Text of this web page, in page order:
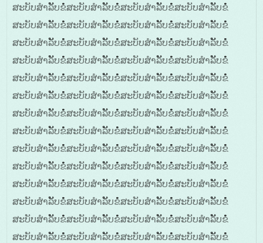
ສະບັບສໍາລັັບຂໍໍໍສະບັບສໍາລັັບຂໍໍໍສະບັບສໍາລັັບຂໍໍໍສະບັບສໍາລັັບຂໍໍໍ
ສະບັບສໍາລັັບຂໍໍໍສະບັບສໍາລັັບຂໍໍໍສະບັບສໍາລັັບຂໍໍໍສະບັບສໍາລັັບຂໍໍໍ
ສະບັບສໍາລັັບຂໍໍໍສະບັບສໍາລັັບຂໍໍໍສະບັບສໍາລັັບຂໍໍໍສະບັບສໍາລັັບຂໍໍໍ
ສະບັບສໍາລັັບຂໍໍໍສະບັບສໍາລັັບຂໍໍໍສະບັບສໍາລັັບຂໍໍໍສະບັບສໍາລັັບຂໍໍໍ
ສະບັບສໍາລັັບຂໍໍໍສະບັບສໍາລັັບຂໍໍໍສະບັບສໍາລັັບຂໍໍໍສະບັບສໍາລັັບຂໍໍໍ
ສະບັບສໍາລັັບຂໍໍໍສະບັບສໍາລັັບຂໍໍໍສະບັບສໍາລັັບຂໍໍໍສະບັບສໍາລັັບຂໍໍໍ
ສະບັບສໍາລັັບຂໍໍໍສະບັບສໍາລັັບຂໍໍໍສະບັບສໍາລັັບຂໍໍໍສະບັບສໍາລັັບຂໍໍໍ
ສະບັບສໍາລັັບຂໍໍໍສະບັບສໍາລັັບຂໍໍໍສະບັບສໍາລັັບຂໍໍໍສະບັບສໍາລັັບຂໍໍໍ
ສະບັບສໍາລັັບຂໍໍໍສະບັບສໍາລັັບຂໍໍໍສະບັບສໍາລັັບຂໍໍໍສະບັບສໍາລັັບຂໍໍໍ
ສະບັບສໍາລັັບຂໍໍໍສະບັບສໍາລັັບຂໍໍໍສະບັບສໍາລັັບຂໍໍໍສະບັບສໍາລັັບຂໍໍໍ
ສະບັບສໍາລັັບຂໍໍໍສະບັບສໍາລັັບຂໍໍໍສະບັບສໍາລັັບຂໍໍໍສະບັບສໍາລັັບຂໍໍໍ
ສະບັບສໍາລັັບຂໍໍໍສະບັບສໍາລັັບຂໍໍໍສະບັບສໍາລັັບຂໍໍໍສະບັບສໍາລັັບຂໍໍໍ
ສະບັບສໍາລັັບຂໍໍໍສະບັບສໍາລັັບຂໍໍໍສະບັບສໍາລັັບຂໍໍໍສະບັບສໍາລັັບຂໍໍໍ
ສະບັບສໍາລັັບຂໍໍໍສະບັບສໍາລັັບຂໍໍໍສະບັບສໍາລັັບຂໍໍໍສະບັບສໍາລັັບຂໍໍໍ